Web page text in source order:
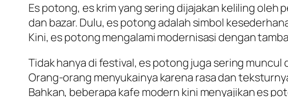
Es potong, es krim yang sering dijajakan keliling
dan bazar. Dulu, es potong adalah simbol
Kini, es potong mengalami modernisasi dengan
Tidak hanya di festival, es potong juga sering
Orang-orang menyukainya karena rasa dan
Bahkan, beberapa kafe modern kini menyajikan es